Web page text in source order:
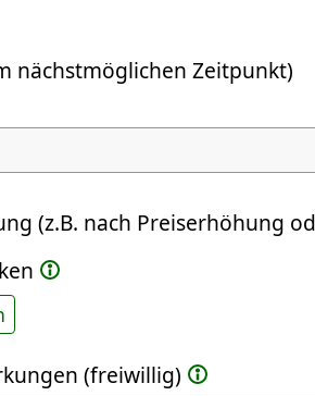
nächstmöglichen Zeitpunkt)
automatisch ins nächste
(z.B. nach Preiserhöhung
(freiwillig)